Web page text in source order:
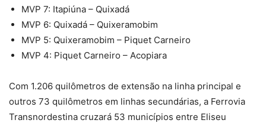
MVP 7: Itapiúna – Quixadá
MVP 6: Quixadá – Quixeramobim
MVP 5: Quixeramobim – Piquet Carneiro
MVP 4: Piquet Carneiro – Acopiara
Com 1.206 quilômetros de extensão na linha principal e
outros 73 quilômetros em linhas secundárias, a Ferrovia
Transnordestina cruzará 53 municípios entre Eliseu